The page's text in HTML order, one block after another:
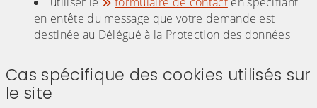
en entête du message que votre demande est
destinée au Délégué à la Protection des données
Cas spécifique des cookies utilisés sur
le site